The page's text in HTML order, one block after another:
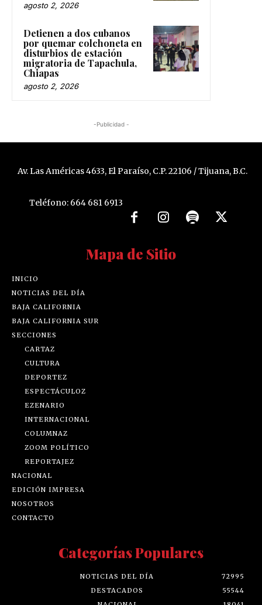
agosto 2, 2026
Detienen a dos cubanos
por quemar colchoneta en
disturbios de estación
migratoria de Tapachula,
Chiapas
agosto 2, 2026
-Publicidad -
Av. Las Américas 4633, El Paraíso, C.P. 22106 / Tijuana, B.C.
Teléfono: 664 681 6913
Mapa de Sitio
INICIO
NOTICIAS DEL DÍA
BAJA CALIFORNIA
BAJA CALIFORNIA SUR
SECCIONES
CARTAZ
CULTURA
DEPORTEZ
ESPECTÁCULOZ
EZENARIO
INTERNACIONAL
COLUMNAZ
ZOOM POLÍTICO
REPORTAJEZ
NACIONAL
EDICIÓN IMPRESA
NOSOTROS
CONTACTO
Categorías Populares
NOTICIAS DEL DÍA
72995
DESTACADOS
55544